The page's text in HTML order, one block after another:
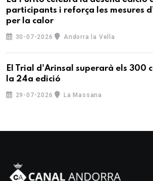
participants i reforça les mesures
per la calor
30-07-2026 Andorra la Vella
El Trial d'Arinsal superarà els 300
la 24a edició
29-07-2026 La Massana